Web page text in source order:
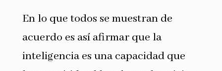
En lo que todos se muestran de
acuerdo es así afirmar que la
inteligencia es una capacidad que